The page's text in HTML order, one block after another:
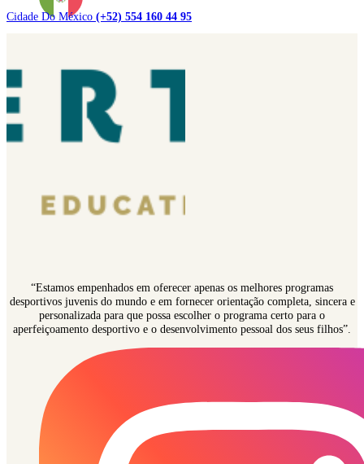
Cidade Do México (+52) 554 160 44 95
“Estamos empenhados em oferecer apenas os melhores programas
desportivos juvenis do mundo e em fornecer orientação completa, sincera e
personalizada para que possa escolher o programa certo para o
aperfeiçoamento desportivo e o desenvolvimento pessoal dos seus filhos”.